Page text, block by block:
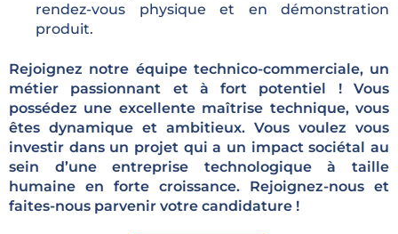
rendez-vous physique et en démonstration
produit.
Rejoignez notre équipe technico-commerciale, un
métier passionnant et à fort potentiel ! Vous
possédez une excellente maîtrise technique, vous
êtes dynamique et ambitieux. Vous voulez vous
investir dans un projet qui a un impact sociétal au
sein d’une entreprise technologique à taille
humaine en forte croissance. Rejoignez-nous et
faites-nous parvenir votre candidature !